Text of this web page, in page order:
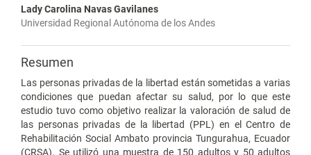
Lady Carolina Navas Gavilanes
Universidad Regional Autónoma de los Andes
Resumen
Las personas privadas de la libertad están sometidas a varias
condiciones que puedan afectar su salud, por lo que este
estudio tuvo como objetivo realizar la valoración de salud de
las personas privadas de la libertad (PPL) en el Centro de
Rehabilitación Social Ambato provincia Tungurahua, Ecuador
(CRSA). Se utilizó una muestra de 150 adultos y 50 adultos